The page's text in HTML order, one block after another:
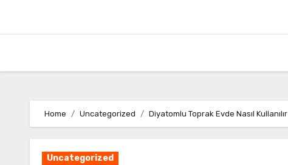
Home Uncategorized Diyatomlu Toprak Evde Nasıl Kullanılır
Uncategorized